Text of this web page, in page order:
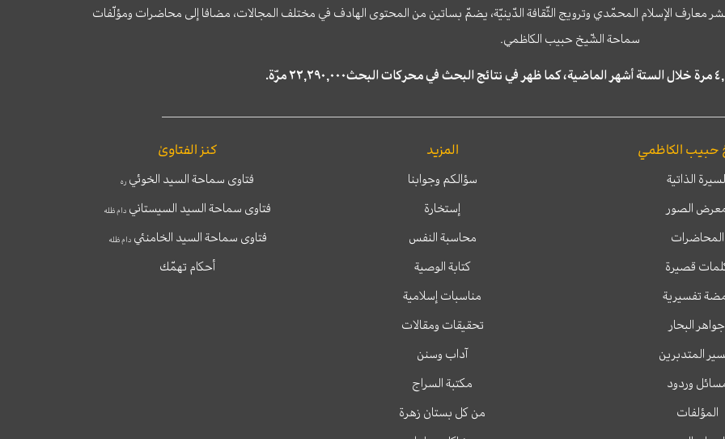
معارف الإسلام المحمّدي وترويج الثّقافة الدّينيّة، يضمّ بساتين من المحتوى الهادف في مختلف المجالات، مضافا إلى محاضرات ومؤلّفات
سماحة الشّيخ حبيب الكاظمي.
حبيب الكاظمي
الذاتية
الصور
المحاضرات
قصيرة
تفسيرية
جواهر البحار
المتدبرين
وردود
المؤلفات
المزيد
سؤالكم وجوابنا
إستخارة
محاسبة النفس
كتابة الوصية
مناسبات إسلامية
تحقيقات ومقالات
آداب وسنن
مكتبة السراج
من كل بستان زهرة
كنز الفتاوىٰ
فتاوى سماحة السيد الخوئي ره
فتاوى سماحة السيد السيستاني دام ظله
فتاوى سماحة السيد الخامنئيدام ظله
أحكام تهمّك